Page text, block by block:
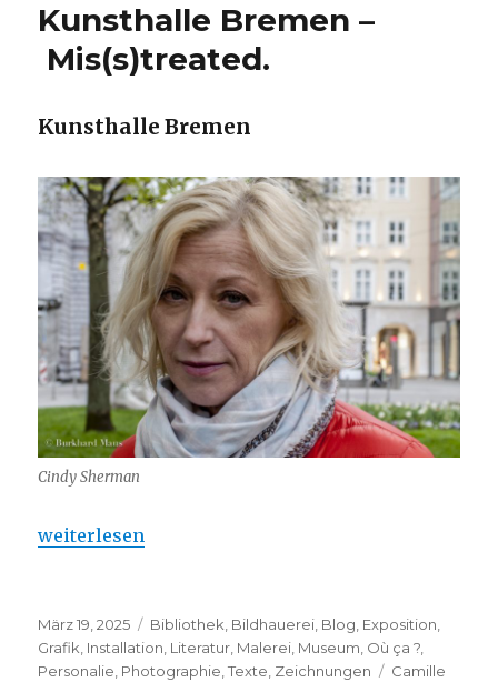
Kunsthalle Bremen –
Mis(s)treated.
Kunsthalle Bremen
Cindy Sherman
„Kunsthalle Bremen – Mis(s)treated.“
weiterlesen
Veröffentlicht
am
März 19, 2025 Kategorien
Bibliothek Bildhauerei Blog Exposition
Grafik Installation Literatur Malerei Museum Où ça ?
Personalie Photographie ,Texte Zeichnungen Schlagwörter
Camille